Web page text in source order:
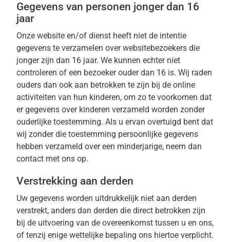
Gegevens van personen jonger dan 16
jaar
Onze website en/of dienst heeft niet de intentie
gegevens te verzamelen over websitebezoekers die
jonger zijn dan 16 jaar. We kunnen echter niet
controleren of een bezoeker ouder dan 16 is. Wij raden
ouders dan ook aan betrokken te zijn bij de online
activiteiten van hun kinderen, om zo te voorkomen dat
er gegevens over kinderen verzameld worden zonder
ouderlijke toestemming. Als u ervan overtuigd bent dat
wij zonder die toestemming persoonlijke gegevens
hebben verzameld over een minderjarige, neem dan
contact met ons op.
Verstrekking aan derden
Uw gegevens worden uitdrukkelijk niet aan derden
verstrekt, anders dan derden die direct betrokken zijn
bij de uitvoering van de overeenkomst tussen u en ons,
of tenzij enige wettelijke bepaling ons hiertoe verplicht.